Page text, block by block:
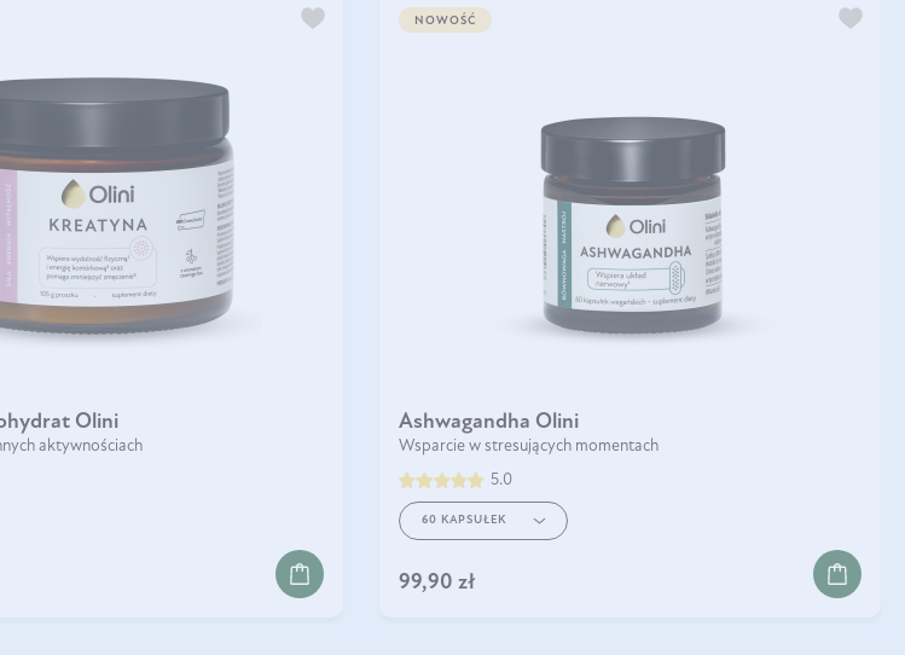
Olini
aktywnościach
NOWOŚĆ
Ashwagandha Olini
Wsparcie w stresujących momentach
5.0
60 KAPSUŁEK
99,90 zł
DO KOSZYKA